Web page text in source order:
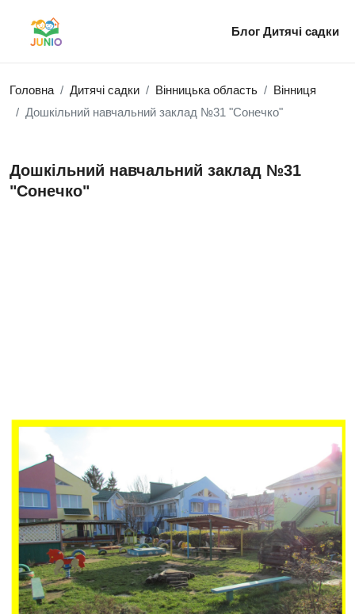
Блог Дитячі садки
Головна Дитячі садки Вінницька область
Вінниця
Дошкільний навчальний заклад №31 "Сонечко"
Дошкільний навчальний заклад №31
"Сонечко"